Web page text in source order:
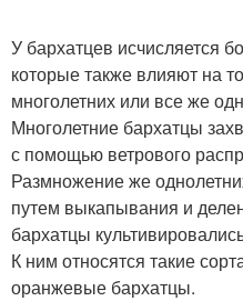
У бархатцев исчисляется
которые также влияют на
многолетних или все же
Многолетние бархатцы
с помощью ветрового
Размножение же
путем выкапывания и
бархатцы
К ним относятся такие
оранжевые бархатцы.